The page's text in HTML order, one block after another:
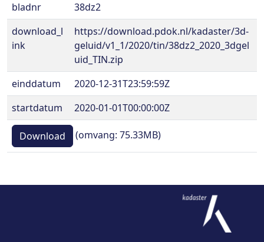
bladnr
38dz2
download_l
ink
https://download.pdok.nl/kadaster/3d-
geluid/v1_1/2020/tin/38dz2_2020_3dgel
uid_TIN.zip
einddatum
2020-12-31T23:59:59Z
startdatum
2020-01-01T00:00:00Z
Download (omvang: 75.33MB)